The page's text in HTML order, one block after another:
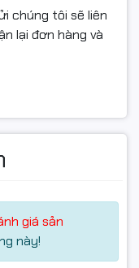
bản in của bạn
thiết kế ưu việt
giấy, tiết kiệm chi
Hoạt
dàng kết nối với
dây thông qua
chúng tôi sẽ liên
lại đơn hàng và
giá sản
này!